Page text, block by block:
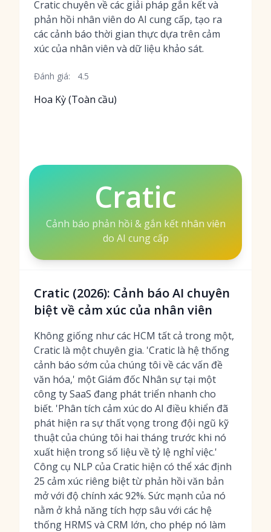
Cratic chuyên về các giải pháp gắn kết và
phản hồi nhân viên do AI cung cấp, tạo ra
các cảnh báo thời gian thực dựa trên cảm
xúc của nhân viên và dữ liệu khảo sát.
Đánh giá: 4.5
Hoa Kỳ (Toàn cầu)
Cratic
Cảnh báo phản hồi & gắn kết nhân viên
do AI cung cấp
Cratic (2026): Cảnh báo AI chuyên
biệt về cảm xúc của nhân viên
Không giống như các HCM tất cả trong một,
Cratic là một chuyên gia. 'Cratic là hệ thống
cảnh báo sớm của chúng tôi về các vấn đề
văn hóa,' một Giám đốc Nhân sự tại một
công ty SaaS đang phát triển nhanh cho
biết. 'Phân tích cảm xúc do AI điều khiển đã
phát hiện ra sự thất vọng trong đội ngũ kỹ
thuật của chúng tôi hai tháng trước khi nó
xuất hiện trong số liệu về tỷ lệ nghỉ việc.'
Công cụ NLP của Cratic hiện có thể xác định
25 cảm xúc riêng biệt từ phản hồi văn bản
mở với độ chính xác 92%. Sức mạnh của nó
nằm ở khả năng tích hợp sâu với các hệ
thống HRMS và CRM lớn, cho phép nó làm